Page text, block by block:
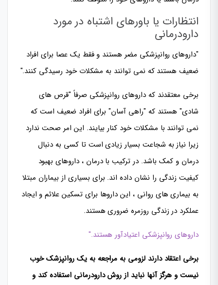
انتظارات یا باورهای اشتباه در مورد
دارودرمانی
"داروهای روانپزشکی مضر هستند و فقط یک عصا برای افراد
ضعیف هستند که نمی توانند به مشکلات خود رسیدگی کنند."
برخی معتقدند که داروهای روانپزشکی صرفاً "قرص های
شادی" هستند که "راهی آسان" برای افراد ضعیف است که
نمی توانند با مشکلات خود کنار بیایند. این امر صحت ندارد
زیرا نیاز به شجاعت بسیار زیادی است تا کسی به دنبال
درمان و کمک باشد. در ترکیب با درمان ، داروهای بهبود
کیفیت زندگی را نشان داده اند. برای بسیاری از بیماران مبتلا
به بیماری های روانی ، این داروها برای تسکین علائم و ایجاد
عملکرد در زندگی روزمره ضروری هستند.
داروهای روانپزشکی اعتیادآور هستند."
برخی اعتقاد دارند لزومی به مراجعه به یک روانپزشک خوب
نیست و هرگز آنها نباید از روش دارودرمانی استفاده کند و